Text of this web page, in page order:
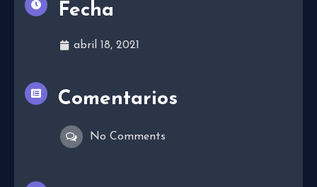
Fecha
abril 18, 2021
Comentarios
No Comments